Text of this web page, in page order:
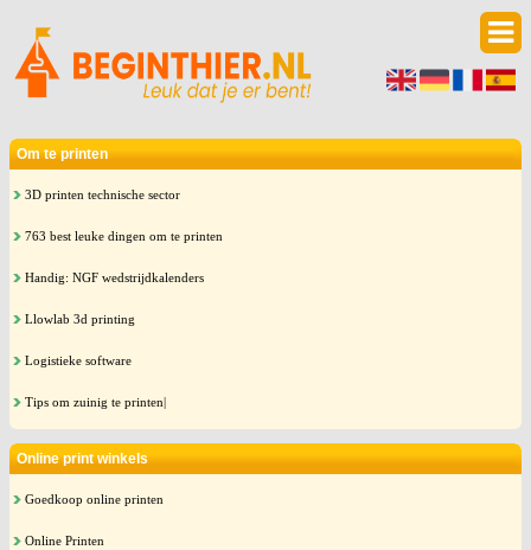
Om te printen
3D printen technische sector
763 best leuke dingen om te printen
Handig: NGF wedstrijdkalenders
Llowlab 3d printing
Logistieke software
Tips om zuinig te printen|
Online print winkels
Goedkoop online printen
Online Printen